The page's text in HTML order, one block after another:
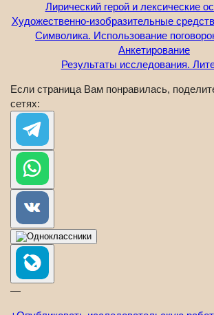
Лирический герой и лексические
Художественно-изобразительные
Символика. Использование
Анкетирование
Результаты исследования.
Если страница Вам понравилась,
сетях:
—